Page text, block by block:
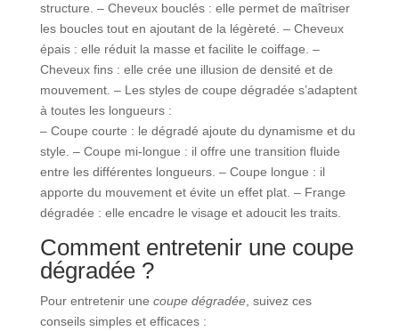
structure. – Cheveux bouclés : elle permet de maîtriser
les boucles tout en ajoutant de la légèreté. – Cheveux
épais : elle réduit la masse et facilite le coiffage. –
Cheveux fins : elle crée une illusion de densité et de
mouvement. – Les styles de coupe dégradée s’adaptent
à toutes les longueurs :
– Coupe courte : le dégradé ajoute du dynamisme et du
style. – Coupe mi-longue : il offre une transition fluide
entre les différentes longueurs. – Coupe longue : il
apporte du mouvement et évite un effet plat. – Frange
dégradée : elle encadre le visage et adoucit les traits.
Comment entretenir une coupe
dégradée ?
Pour entretenir une coupe dégradée, suivez ces
conseils simples et efficaces :